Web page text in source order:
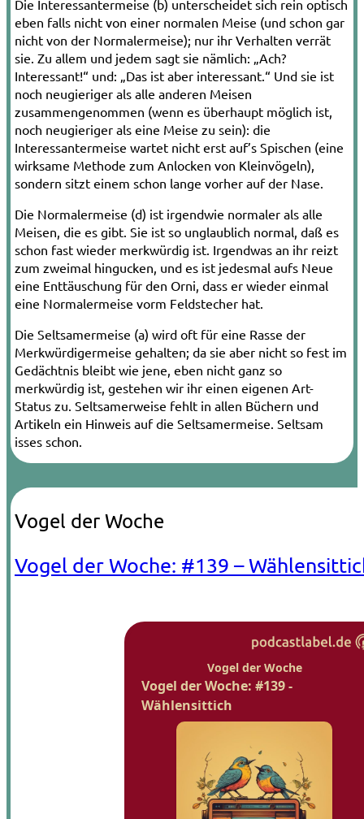
Die Interessantermeise (b) unterscheidet sich rein optisch
eben­ falls nicht von einer normalen Meise (und schon gar
nicht von der Normalermeise); nur ihr Verhalten verrät
sie. Zu allem und jedem sagt sie nämlich: „Ach?
Interessant!“ und: „Das ist aber interessant.“ Und sie ist
noch neugieriger als alle anderen Meisen
zusammengenommen (wenn es überhaupt möglich ist,
noch neugieriger als eine Meise zu sein): die
Interessantermeise wartet nicht erst auf’s Spischen (eine
wirksame Methode zum Anlocken von Kleinvögeln),
sondern sitzt einem schon lange vorher auf der Nase.
Die Normalermeise (d) ist irgendwie normaler als alle
Meisen, die es gibt. Sie ist so unglaublich normal, daß es
schon fast wieder merkwürdig ist. Irgendwas an ihr reizt
zum zweimal hingucken, und es ist jedesmal aufs Neue
eine Enttäuschung für den Orni, dass er wieder einmal
eine Normalermeise vorm Feldstecher hat.
Die Seltsamermeise (a) wird oft für eine Rasse der
Merkwürdigermeise gehalten; da sie aber nicht so fest im
Gedächtnis bleibt wie jene, eben nicht ganz so
merkwürdig ist, gestehen wir ihr einen eigenen Art-
Status zu. Seltsamerweise fehlt in allen Büchern und
Artikeln ein Hinweis auf die Seltsamermeise. Seltsam
isses schon.
Vogel der Woche
Vogel der Woche: #139 –